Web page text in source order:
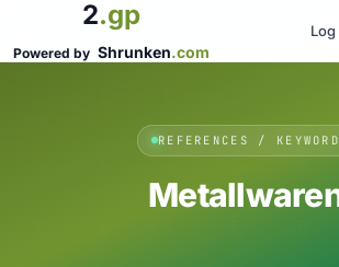
2.gp
Powered by Shrunken.com
Log
REFERENCES / KEYWORD